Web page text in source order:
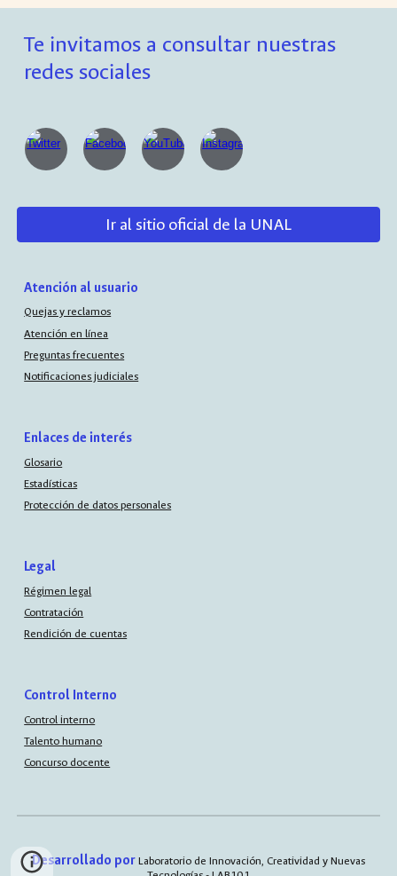
Te invitamos a consultar nuestras
redes sociales
Ir al sitio oficial de la UNAL
Atención al usuario
Quejas y reclamos
Atención en línea
Preguntas frecuentes
Notificaciones judiciales
Enlaces de interés
Glosario
Estadísticas
Protección de datos personales
Legal
Régimen legal
Contratación
Rendición de cuentas
Control Interno
Control interno
Talento humano
Concurso docente
Desarrollado porLaboratorio de Innovación, Creatividad y Nuevas